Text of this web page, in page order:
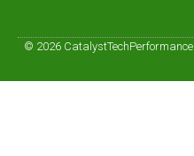
© 2026 CatalystTechPerformance